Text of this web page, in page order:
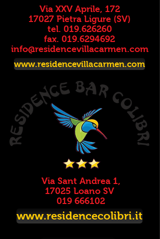
Via XXV Aprile, 172
17027 Pietra Ligure (SV)
tel. 019.626260
fax. 019.6294692
info@residencevillacarmen.com
www.residencevillacarmen.com
Via Sant Andrea 1,
17025 Loano SV
019 666102
www.residencecolibri.it